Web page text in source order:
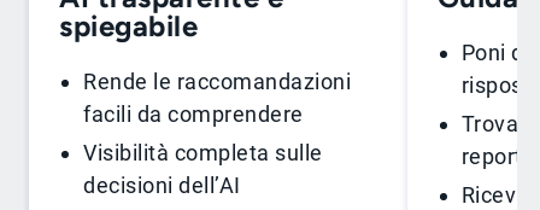
spiegabile
Rende le raccomandazioni
facili da comprendere
Visibilità completa sulle
decisioni dell’AI
Poni
Trova
report
Ricevi